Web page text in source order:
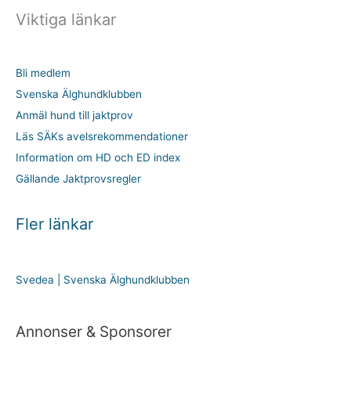
Viktiga länkar
Bli medlem
Svenska Älghundklubben
Anmäl hund till jaktprov
Läs SÄKs avelsrekommendationer
Information om HD och ED index
Gällande Jaktprovsregler
Fler länkar
Svedea | Svenska Älghundklubben
Annonser & Sponsorer